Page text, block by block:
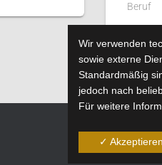
Beruf
Wir verwenden
sowie externe
Standardmäßig
jedoch nach
Für weitere
✓ Akzeptieren